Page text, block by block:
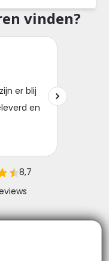
vinden?